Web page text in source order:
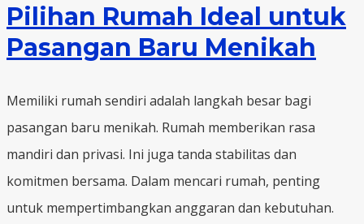
Pilihan Rumah Ideal untuk
Pasangan Baru Menikah
Memiliki rumah sendiri adalah langkah besar bagi
pasangan baru menikah. Rumah memberikan rasa
mandiri dan privasi. Ini juga tanda stabilitas dan
komitmen bersama. Dalam mencari rumah, penting
untuk mempertimbangkan anggaran dan kebutuhan.